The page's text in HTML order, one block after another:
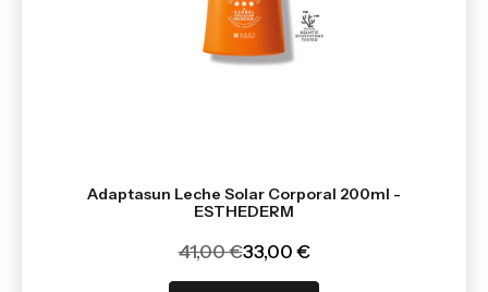
Adaptasun Leche Solar Corporal 200ml -
ESTHEDERM
41,00 €33,00 €